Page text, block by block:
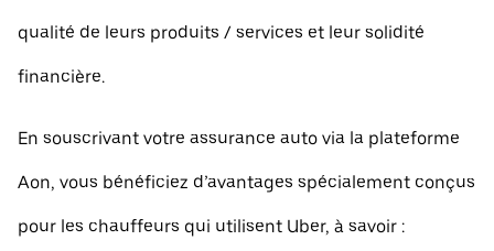
qualité de leurs produits / services et leur solidité
financière.
En souscrivant votre assurance auto via la plateforme
Aon, vous bénéficiez d’avantages spécialement conçus
pour les chauffeurs qui utilisent Uber, à savoir :